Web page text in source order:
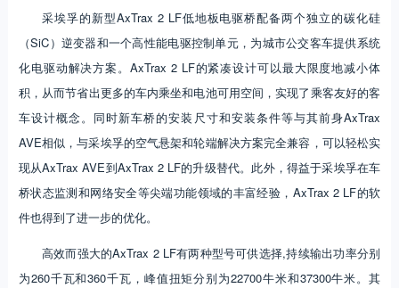
采埃孚的新型AxTrax 2 LF低地板电驱桥配备两个独立的碳化硅
（SiC）逆变器和一个高性能电驱控制单元，为城市公交客车提供系统
化电驱动解决方案。AxTrax 2 LF的紧凑设计可以最大限度地减小体
积，从而节省出更多的车内乘坐和电池可用空间，实现了乘客友好的客
车设计概念。同时新车桥的安装尺寸和安装条件等与其前身AxTrax
AVE相似，与采埃孚的空气悬架和轮端解决方案完全兼容，可以轻松实
现从AxTrax AVE到AxTrax 2 LF的升级替代。此外，得益于采埃孚在车
桥状态监测和网络安全等尖端功能领域的丰富经验，AxTrax 2 LF的软
件也得到了进一步的优化。
高效而强大的AxTrax 2 LF有两种型号可供选择,持续输出功率分别
为260千瓦和360千瓦，峰值扭矩分别为22700牛米和37300牛米。其